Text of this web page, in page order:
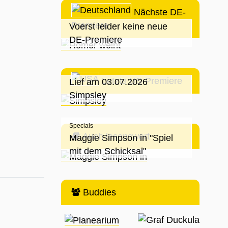
Nächste DE-
Premiere
Voerst leider keine neue
DE-Premiere
Letzte US-Premiere
Lief am 03.07.2026
Simpsley
Auch lesenswert
Specials
Maggie Simpson in "Spiel
mit dem Schicksal"
Buddies